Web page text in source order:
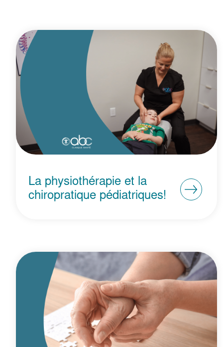
La physiothérapie et la
chiropratique pédiatriques!